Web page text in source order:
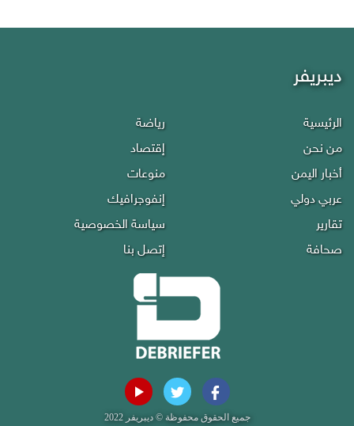
ديبريفر
الرئيسية
من نحن
أخبار اليمن
عربي دولي
تقارير
صحافة
رياضة
إقتصاد
منوعات
إنفوجرافيك
سياسة الخصوصية
إتصل بنا
جميع الحقوق محفوظة © ديبريفر 2022